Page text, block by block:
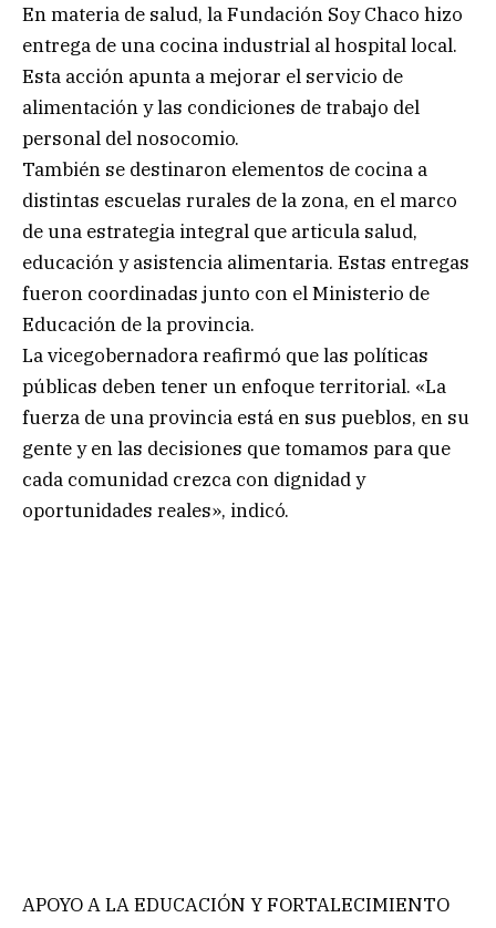
En materia de salud, la Fundación Soy Chaco hizo
entrega de una cocina industrial al hospital local.
Esta acción apunta a mejorar el servicio de
alimentación y las condiciones de trabajo del
personal del nosocomio.
También se destinaron elementos de cocina a
distintas escuelas rurales de la zona, en el marco
de una estrategia integral que articula salud,
educación y asistencia alimentaria. Estas entregas
fueron coordinadas junto con el Ministerio de
Educación de la provincia.
La vicegobernadora reafirmó que las políticas
públicas deben tener un enfoque territorial. «La
fuerza de una provincia está en sus pueblos, en su
gente y en las decisiones que tomamos para que
cada comunidad crezca con dignidad y
oportunidades reales», indicó.
APOYO A LA EDUCACIÓN Y FORTALECIMIENTO